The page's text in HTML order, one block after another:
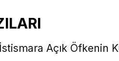
Açık Öfkenin